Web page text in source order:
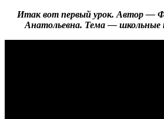
Итак вот первый урок. Автор —
Анатольевна. Тема — школьные